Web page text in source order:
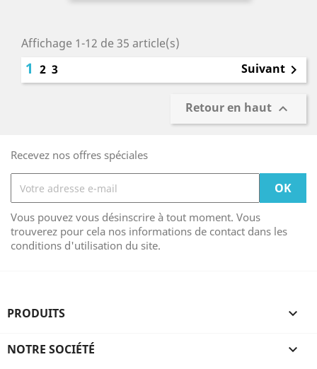
Affichage 1-12 de 35 article(s)
1 2 3 Suivant 
Retour en haut 
Recevez nos offres spéciales
Vous pouvez vous désinscrire à tout moment. Vous
trouverez pour cela nos informations de contact dans les
conditions d'utilisation du site.
PRODUITS 
NOTRE SOCIÉTÉ 